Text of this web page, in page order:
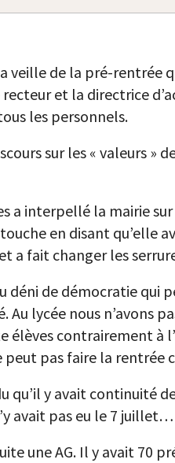
veille de la pré-rentrée
recteur et la directrice
les personnels.
sur les « valeurs »
a interpellé la mairie
en disant qu’elle
a fait changer les
déni de démocratie
Au lycée nous n’avons
élèves contrairement à
peut pas faire la rentrée
qu’il y avait continuité
avait pas eu le 7 juillet…
une AG. Il y avait 70